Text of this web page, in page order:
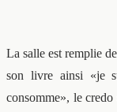
La salle est remplie
son livre ainsi «je
consomme», le credo